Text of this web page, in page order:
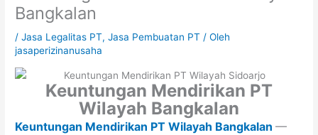
Bangkalan
/Jasa Legalitas PT,Jasa Pembuatan PT / Oleh
jasaperizinanusaha
Keuntungan Mendirikan PT
Wilayah Bangkalan
Keuntungan Mendirikan PT Wilayah Bangkalan—